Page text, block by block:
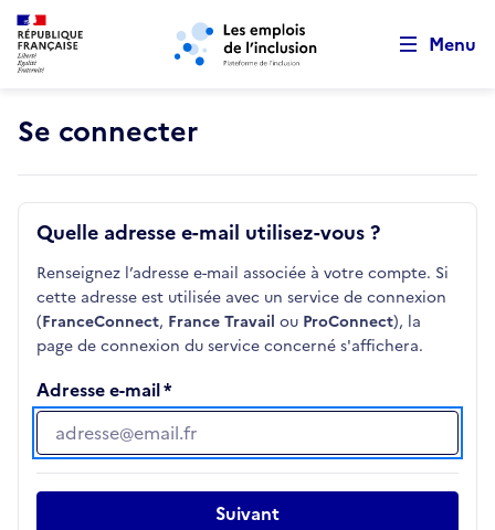
Aller au menu principal Aller au contenu principal
Menu
Se connecter
Quelle adresse e-mail utilisez-vous ?
Renseignez l’adresse e-mail associée à votre compte. Si
cette adresse est utilisée avec un service de connexion
(FranceConnect, France Travail ou ProConnect), la
page de connexion du service concerné s'affichera.
Adresse e-mail
Adresse e-mail
Suivant
Retour au début de la page
Panneau de gestion des cookies